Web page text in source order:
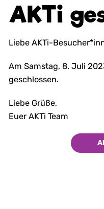
AKTi
Liebe AKTi-
Am Samstag, 8. Juli
geschlossen.
Liebe Grüße,
Euer AKTi Team